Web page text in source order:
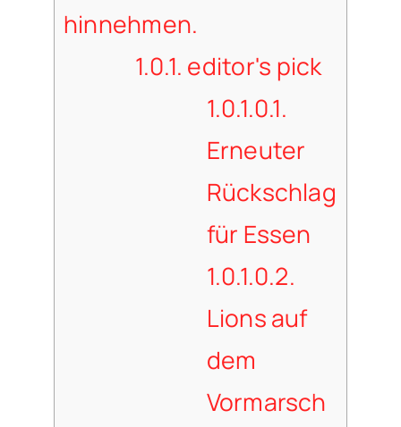
hinnehmen.
1.0.1. editor's pick
1.0.1.0.1.
Erneuter
Rückschlag
für Essen
1.0.1.0.2.
Lions auf
dem
Vormarsch